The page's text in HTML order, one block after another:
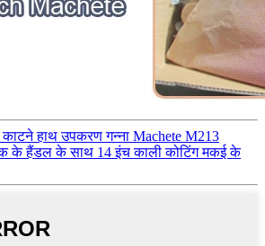
काटने हाथ उपकरण गन्ना Machete M213
के हैंडल के साथ 14 इंच काली कोटिंग मकई के